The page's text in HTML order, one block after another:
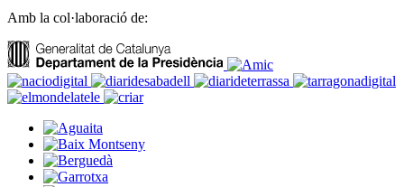
Amb la col·laboració de: